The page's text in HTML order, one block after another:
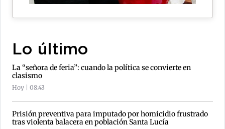
Lo último
La “señora de feria”: cuando la política se convierte en
clasismo
Hoy | 08:43
Prisión preventiva para imputado por homicidio frustrado
tras violenta balacera en población Santa Lucía